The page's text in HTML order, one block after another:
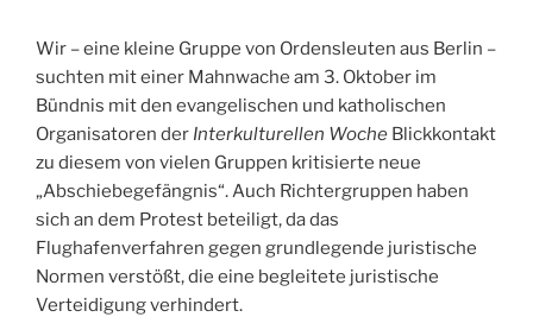
Wir – eine kleine Gruppe von Ordensleuten aus Berlin –
suchten mit einer Mahnwache am 3. Oktober im
Bündnis mit den evangelischen und katholischen
Organisatoren der Interkulturellen Woche Blickkontakt
zu diesem von vielen Gruppen kritisierte neue
„Abschiebegefängnis“. Auch Richtergruppen haben
sich an dem Protest beteiligt, da das
Flughafenverfahren gegen grundlegende juristische
Normen verstößt, die eine begleitete juristische
Verteidigung verhindert.